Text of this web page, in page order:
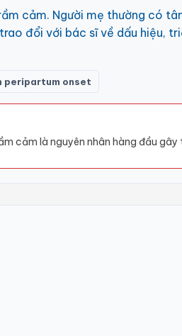
cảm. Người mẹ thường có
đổi với bác sĩ về dấu hiệu,
peripartum onset
cảm là nguyên nhân hàng đầu